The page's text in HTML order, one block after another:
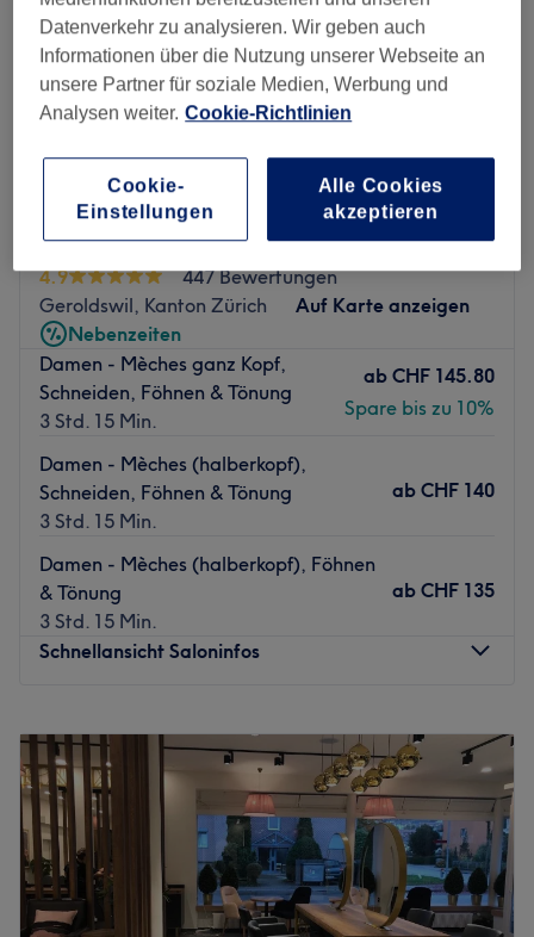
The Golden Hair
4.9
447 Bewertungen
Geroldswil, Kanton Zürich
Auf Karte anzeigen
Nebenzeiten
Damen - Mèches ganz Kopf,
Schneiden, Föhnen & Tönung
3 Std. 15 Min.
ab CHF 145.80
Spare bis zu 10%
Damen - Mèches (halberkopf),
Schneiden, Föhnen & Tönung
3 Std. 15 Min.
ab CHF 140
Damen - Mèches (halberkopf), Föhnen
& Tönung
3 Std. 15 Min.
ab CHF 135
Schnellansicht Saloninfos
Dienstag
09:00–18:00
Mittwoch
09:00– 18:00
Donnerstag
09:00–18:00
Freitag
09:00–18:00
Samstag
09:00–15:00
Sonntag
Geschlossen
Datenverkehr zu analysieren. Wir geben auch
Informationen über die Nutzung unserer Webseite an
unsere Partner für soziale Medien, Werbung und
Analysen weiter. Cookie-Richtlinien
Alle Cookies
akzeptieren
Cookie-
Einstellungen